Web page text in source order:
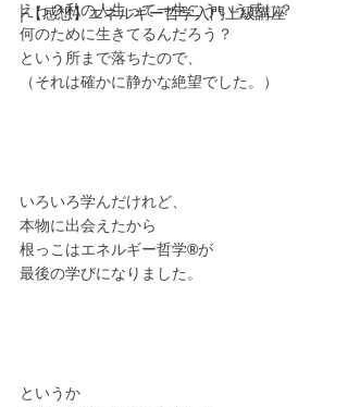
├【感想】エネルギー哲学入門上級講座
えっ？私の人生って一生こういう感じ？
何のために生きてるんだろう？
という所まで落ちたので、
（それは確かに静かな絶望でした。）
いろいろ学んだけれど、
本物に出会えたから
根っこはエネルギー哲学®︎が
最後の学びになりました。
というか